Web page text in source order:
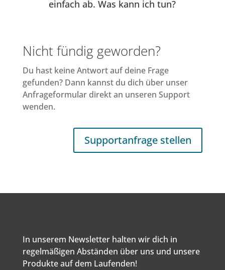
einfach ab. Was kann ich tun?
Nicht fündig geworden?
Du hast keine Antwort auf deine Frage
gefunden? Dann kannst du dich über unser
Anfrageformular direkt an unseren Support
wenden.
Supportanfrage stellen
In unserem Newsletter halten wir dich in
regelmäßigen Abständen über uns und unsere
Produkte auf dem Laufenden!